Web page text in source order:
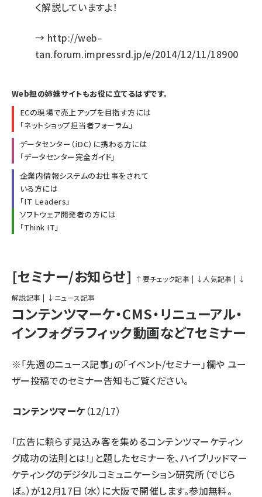
く解説していますよ！
→ http://web-
tan.forum.impressrd.jp/e/2014/12/11/18900
Web担の姉妹サイトもお役に立てるはずです。
ECの現場で売上アップを目指す方には
「ネットショップ担当者フォーラム 」
データセンター（iDC）に携わる方には
「データセンター完全ガイド」
企業内情報システムのお仕事をされて
いる方には
「IT Leaders 」
ソフトウェア開発者の方には
「Think IT 」
[セミナー/お知らせ] ↑要チェック記事 | ↓人気記事 | ↓
解説記事 | ↓ニュース記事
コンテンツマーケ・CMS・リニューアル・
インフォグラフィック動画など7セミナー
※「先週のニュース記事」の「イベント/セミナー」欄や ユー
ザー投稿でのセミナー告知もご覧ください。
コンテンツマーケ （12/17）
「広告に頼らず見込み客を集めるコンテンツマーケティン
グ成功の法則とは!」と題したセミナーを、ハイブリッドマー
ケティングのデジタルコミュニケーション研究所（でじら
ぼ。）が12月17日（水）に大阪で開催します。参加無料。